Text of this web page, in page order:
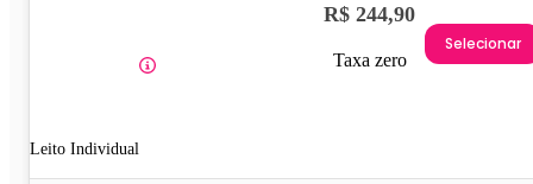
Leito Individual
R$ 244,90
Taxa zero
Selecionar